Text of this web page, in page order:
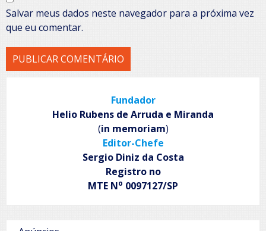
Salvar meus dados neste navegador para a próxima vez
que eu comentar.
Fundador
Helio Rubens de Arruda e Miranda
(in memoriam)
Editor-Chefe
Sergio Diniz da Costa
Registro no
MTE No 0097127/SP